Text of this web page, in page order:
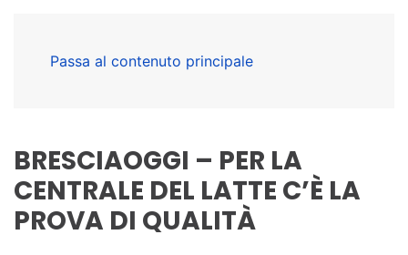
Passa al contenuto principale
BRESCIAOGGI – PER LA
CENTRALE DEL LATTE C’È LA
PROVA DI QUALITÀ